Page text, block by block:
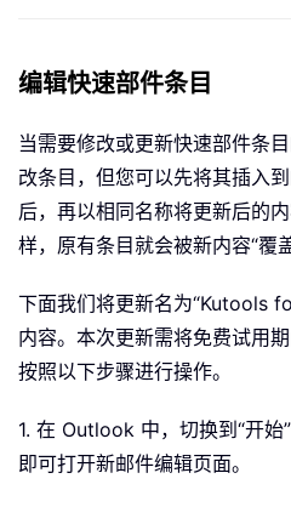
编辑快速部件条目
当需要修改或更新快速部件条
改条目，但您可以先将其插入
后，再以相同名称将更新后的
样，原有条目就会被新内容“覆盖
下面我们将更新名为“Kutools
内容。本次更新需将免费试用
按照以下步骤进行操作。
1. 在 Outlook 中，切换到“开始
即可打开新邮件编辑页面。